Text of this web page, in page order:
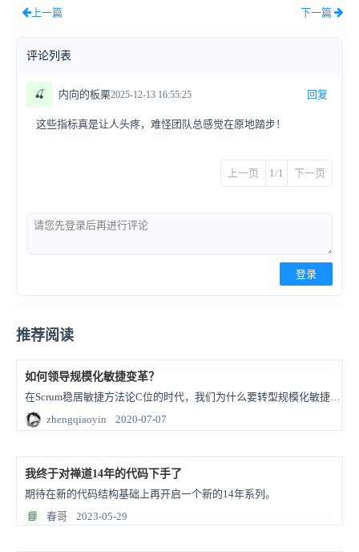
上一篇 下一篇
评论列表
🍒 内向的板栗2025-12-13 16:55:25 回复
这些指标真是让人头疼，难怪团队总感觉在原地踏步！
上一页 1/1 下一页
登录
推荐阅读
如何领导规模化敏捷变革？
zhengqiaoyin
2020-07-07
我终于对禅道14年的代码下手了
期待在新的代码结构基础上再开启一个新的14年系列。
📘
春哥 2023-05-29